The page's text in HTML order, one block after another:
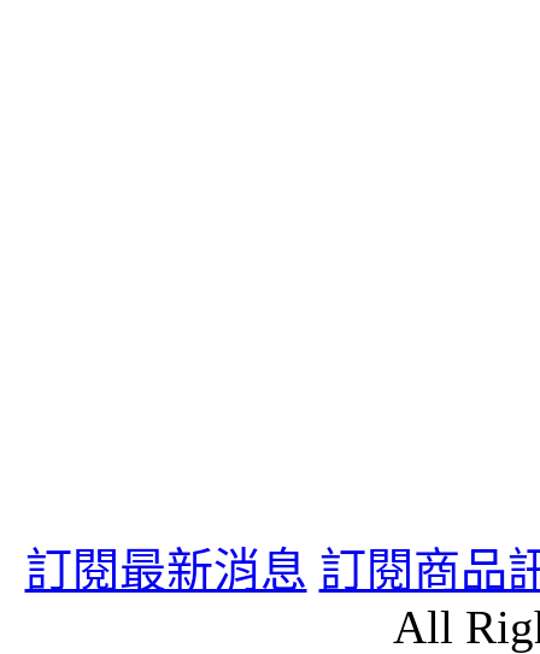
訂閱最新消息 訂閱商品
All